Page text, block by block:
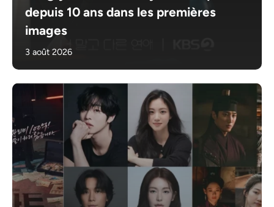
depuis 10 ans dans les premières
images
3 août 2026